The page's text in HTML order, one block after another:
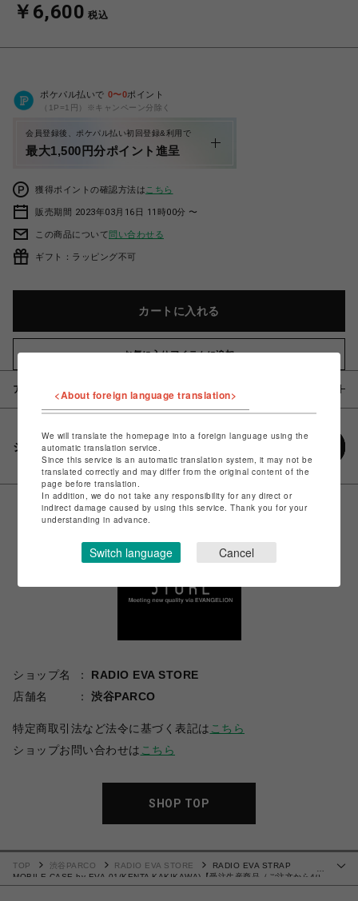
￥6,600 税込
ポケパル払いで 0〜0ポイント
（1P=1円）※キャンペーン分除く
会員登録後、ポケパル払い初回登録&利用で
最大1,500円分ポイント進呈
獲得ポイントの確認方法は こちら
販売期間 2023年03月16日 11時00分 〜
この商品について問い合わせる
ギフト：ラッピング不可
カートに入れる
お気に入りアイテムに追加
アイテム説明 / 素材
シェアする
ショップ名
RADIO EVA STORE
店舗名
渋谷PARCO
特定商取引法など法令に基づく表記は こちら
ショップお問い合わせは こちら
SHOP TOP
TOP 渋谷PARCO RADIO EVA STORE
RADIO EVA STRAP
MOBILE CASE by EVA-01(KENTA KAKIKAWA)【受注生産商品（ご注文から40
～60日でお届け予定）】
<About foreign language translation>
We will translate the homepage into a foreign language using the
automatic translation service.
Since this service is an automatic translation system, it may not be
translated correctly and may differ from the original content of the
page before translation.
In addition, we do not take any responsibility for any direct or
indirect damage caused by using this service. Thank you for your
understanding in advance.
Switch language Cancel